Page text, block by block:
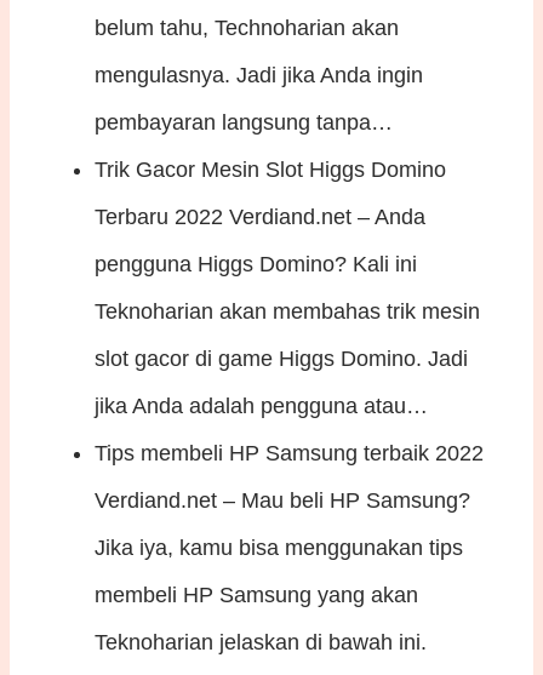
belum tahu, Technoharian akan
mengulasnya. Jadi jika Anda ingin
pembayaran langsung tanpa…
Trik Gacor Mesin Slot Higgs Domino
Terbaru 2022 Verdiand.net – Anda
pengguna Higgs Domino? Kali ini
Teknoharian akan membahas trik mesin
slot gacor di game Higgs Domino. Jadi
jika Anda adalah pengguna atau…
Tips membeli HP Samsung terbaik 2022
Verdiand.net – Mau beli HP Samsung?
Jika iya, kamu bisa menggunakan tips
membeli HP Samsung yang akan
Teknoharian jelaskan di bawah ini.